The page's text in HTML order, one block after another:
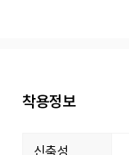
착용정보
신축성